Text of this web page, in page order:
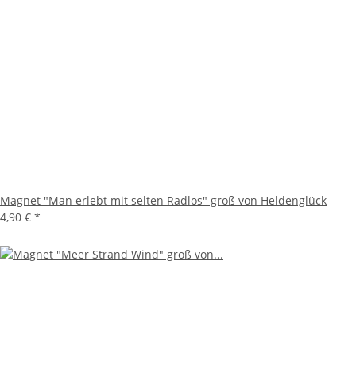
Magnet "Man erlebt mit selten Radlos" groß von Heldenglück
4,90 € *